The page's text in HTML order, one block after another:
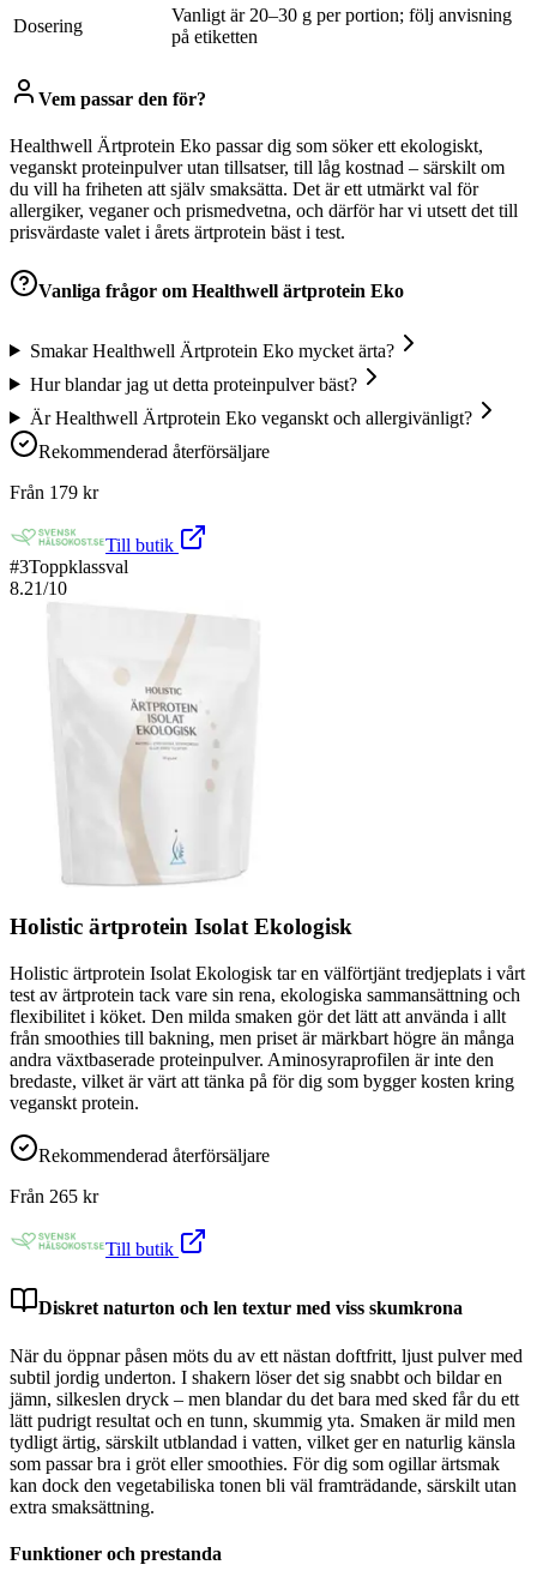
Dosering
Vanligt är 20–30 g per portion; följ anvisning
på etiketten
Vem passar den för?
Healthwell Ärtprotein Eko passar dig som söker ett ekologiskt,
veganskt proteinpulver utan tillsatser, till låg kostnad – särskilt om
du vill ha friheten att själv smaksätta. Det är ett utmärkt val för
allergiker, veganer och prismedvetna, och därför har vi utsett det till
prisvärdaste valet i årets ärtprotein bäst i test.
Vanliga frågor om Healthwell ärtprotein Eko
Smakar Healthwell Ärtprotein Eko mycket ärta?
Hur blandar jag ut detta proteinpulver bäst?
Är Healthwell Ärtprotein Eko veganskt och allergivänligt?
Rekommenderad återförsäljare
Från 179 kr
Till butik
#3Toppklassval
8.21/10
Holistic ärtprotein Isolat Ekologisk
Holistic ärtprotein Isolat Ekologisk tar en välförtjänt tredjeplats i vårt
test av ärtprotein tack vare sin rena, ekologiska sammansättning och
flexibilitet i köket. Den milda smaken gör det lätt att använda i allt
från smoothies till bakning, men priset är märkbart högre än många
andra växtbaserade proteinpulver. Aminosyraprofilen är inte den
bredaste, vilket är värt att tänka på för dig som bygger kosten kring
veganskt protein.
Rekommenderad återförsäljare
Från 265 kr
Till butik
Diskret naturton och len textur med viss skumkrona
När du öppnar påsen möts du av ett nästan doftfritt, ljust pulver med
subtil jordig underton. I shakern löser det sig snabbt och bildar en
jämn, silkeslen dryck – men blandar du det bara med sked får du ett
lätt pudrigt resultat och en tunn, skummig yta. Smaken är mild men
tydligt ärtig, särskilt utblandad i vatten, vilket ger en naturlig känsla
som passar bra i gröt eller smoothies. För dig som ogillar ärtsmak
kan dock den vegetabiliska tonen bli väl framträdande, särskilt utan
extra smaksättning.
Funktioner och prestanda